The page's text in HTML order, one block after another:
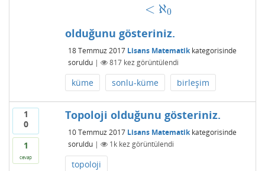
< ℵ0
olduğunu gösteriniz.
18 Temmuz 2017 Lisans Matematikkategorisinde
soruldu | 817kez görüntülendi
küme sonlu-küme birleşim
1
0
1
cevap
Topoloji olduğunu gösteriniz.
10 Temmuz 2017 Lisans Matematikkategorisinde
soruldu | 1kkez görüntülendi
topoloji